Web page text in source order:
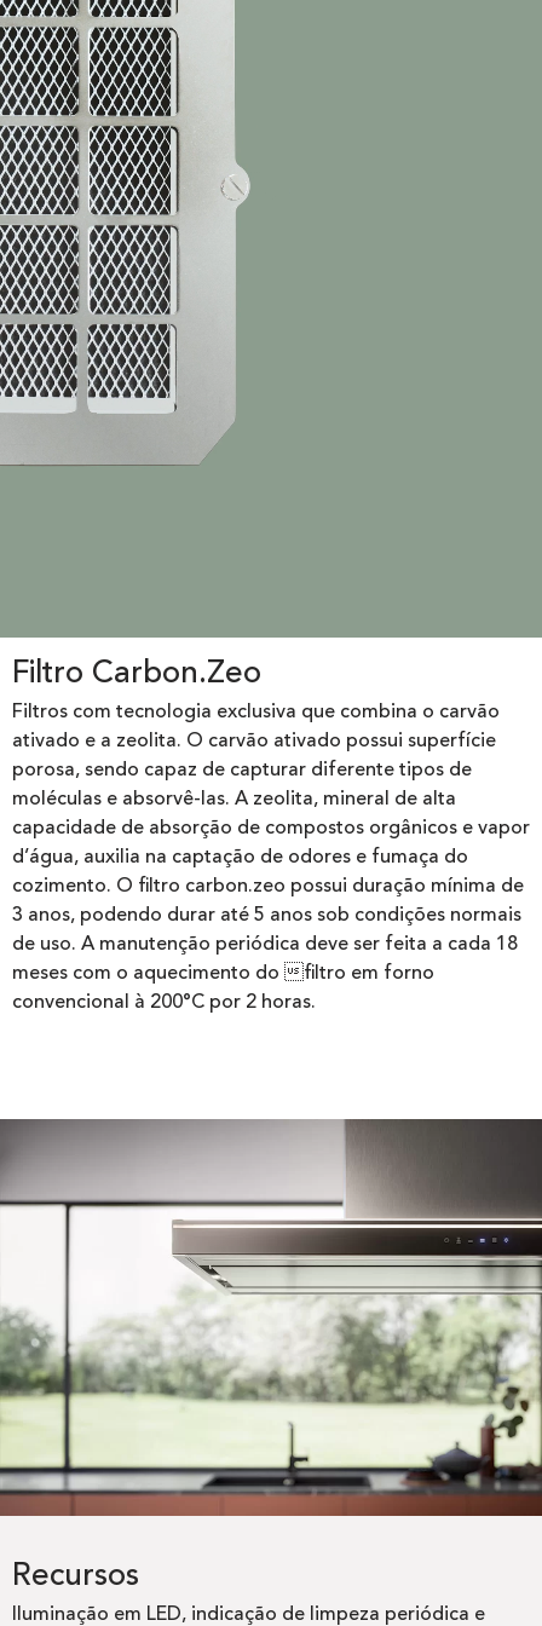
Filtro Carbon.Zeo
Filtros com tecnologia exclusiva que combina o carvão
ativado e a zeolita. O carvão ativado possui superfície
porosa, sendo capaz de capturar diferente tipos de
moléculas e absorvê-las. A zeolita, mineral de alta
capacidade de absorção de compostos orgânicos e vapor
d’água, auxilia na captação de odores e fumaça do
cozimento. O filtro carbon.zeo possui duração mínima de
3 anos, podendo durar até 5 anos sob condições normais
de uso. A manutenção periódica deve ser feita a cada 18
meses com o aquecimento do filtro em forno
convencional à 200°C por 2 horas.
Recursos
Iluminação em LED, indicação de limpeza periódica e